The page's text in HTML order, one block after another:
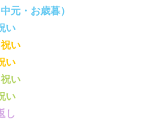
元・お歳暮）
い
い
い
い
い
し